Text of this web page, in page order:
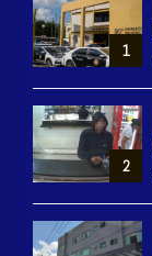
1
2